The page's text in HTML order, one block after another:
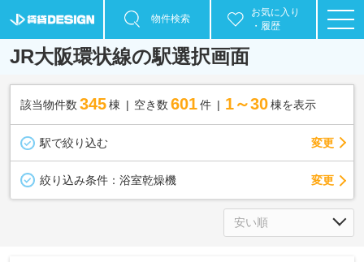
物件検索
お気に入り
・履歴
JR大阪環状線の駅選択画面
該当物件数 345棟 空き数 601 件 1～30 棟を表示
駅で絞り込む 変更
絞り込み条件： 浴室乾燥機 変更